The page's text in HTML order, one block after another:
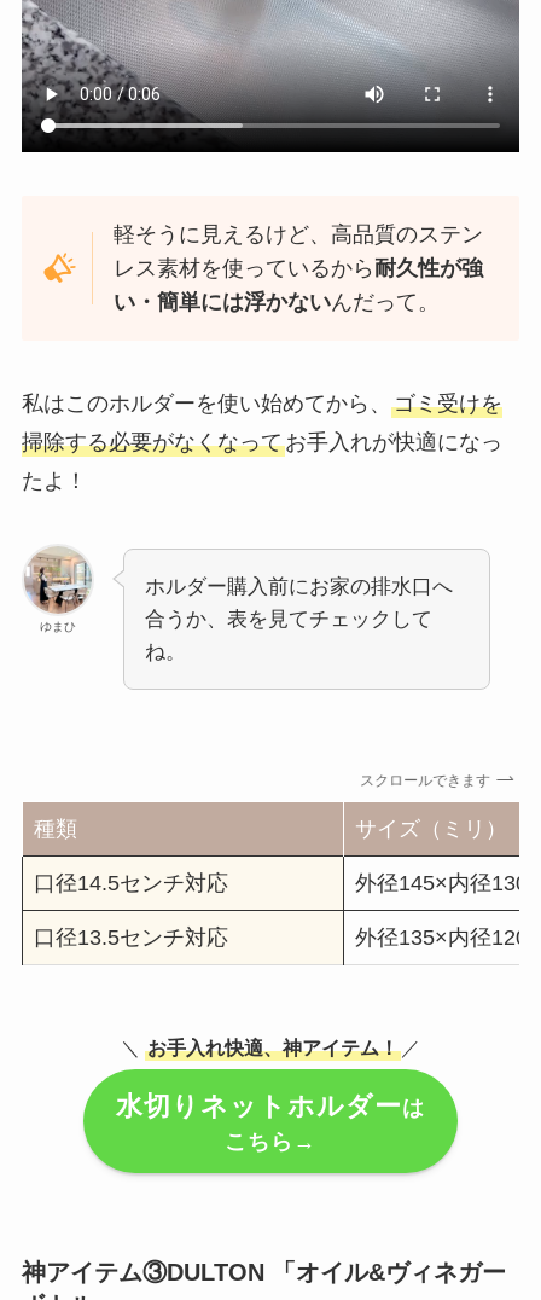
軽そうに見えるけど、高品質のステン
レス素材を使っているから 耐久性が強
い・簡単には浮かないんだって。
私はこのホルダーを使い始めてから、 ゴミ受けを
掃除する必要がなくなってお手入れが快適になっ
たよ！
ゆまひ
ホルダー購入前にお家の排水口へ
合うか、表を見てチェックして
ね。
スクロールできます
種類 サイズ（ミリ）
口径14.5センチ対応 外径145×内径
口径13.5センチ対応 外径135×内径
＼ お手入れ快適、神アイテム！ ／
水切りネットホルダーは
こちら→
神アイテム③DULTON 「オイル&ヴィネガー